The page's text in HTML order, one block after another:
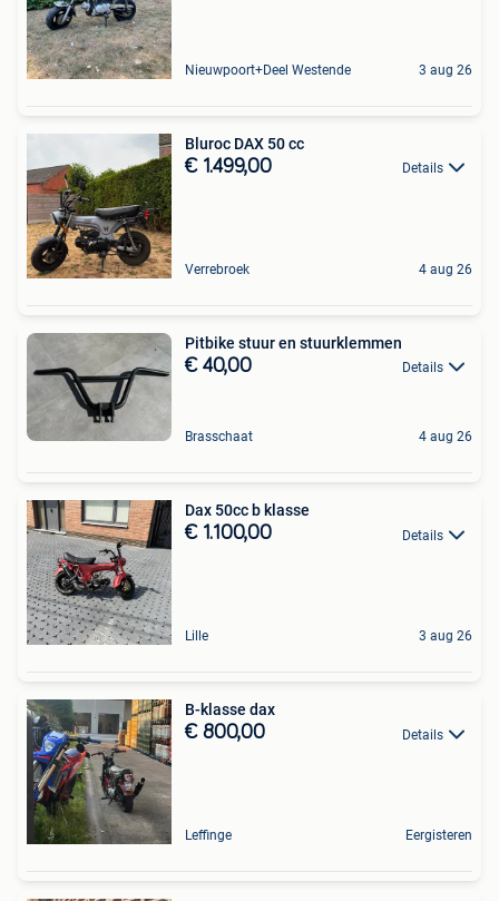
Nieuwpoort+Deel Westende 3 aug 26
Bluroc DAX 50 cc
€ 1.499,00 Details
Verrebroek 4 aug 26
Pitbike stuur en stuurklemmen
€ 40,00 Details
Brasschaat 4 aug 26
Dax 50cc b klasse
€ 1.100,00 Details
Lille 3 aug 26
B-klasse dax
€ 800,00 Details
Leffinge Eergisteren